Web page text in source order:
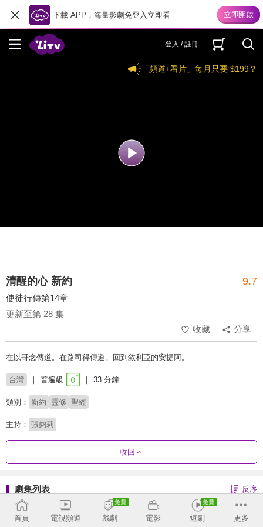
下載 APP，海量影劇免登入立即看
登入 / 註冊
「頻道+看片」每月只要 $199？
清醒的心 新約 9.7
使徒行傳第14章
更新至第 28 集
收藏
分享
在以哥念傳道。在路司得傳道。回到敘利亞的安提阿。
台灣 普遍級 33 分鐘
類別： 新約 靈修 聖經
主持： 張鈞莉
收回
劇集列表 反序
彼得後書-莊頌偉
首頁 電視頻道 戲劇 電影 短劇 更多